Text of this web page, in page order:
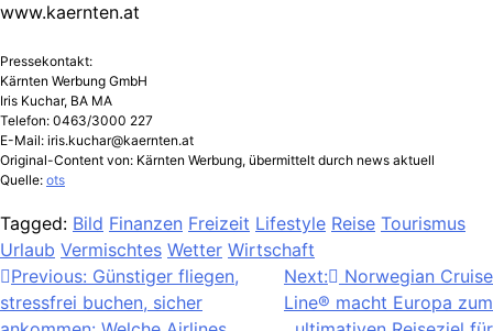
www.kaernten.at
Pressekontakt:
Kärnten Werbung GmbH
Iris Kuchar, BA MA
Telefon: 0463/3000 227
E-Mail: iris.kuchar@kaernten.at
Original-Content von: Kärnten Werbung, übermittelt durch news aktuell
Quelle: ots
Tagged: Bild Finanzen Freizeit Lifestyle Reise Tourismus
Urlaub Vermischtes Wetter Wirtschaft
Beitragsnavigation
Previous: Günstiger fliegen,
stressfrei buchen, sicher
Next:
Norwegian Cruise
Line® macht Europa zum